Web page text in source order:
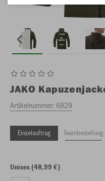
JAKO
Artikelnummer: 6829
Einzelauftrag Teambestellung
Unisex (48,99 €)